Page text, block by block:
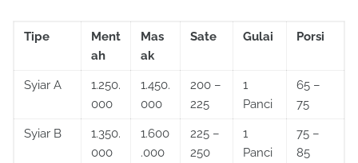
Tipe
Ment
ah
Mas
ak
Sate Gulai Porsi
Syiar A
1.250.
000
1.450.
000
200 –
225
1
Panci
65 –
75
Syiar B
1.350.
000
1.600
.000
225 –
250
1
Panci
75 –
85